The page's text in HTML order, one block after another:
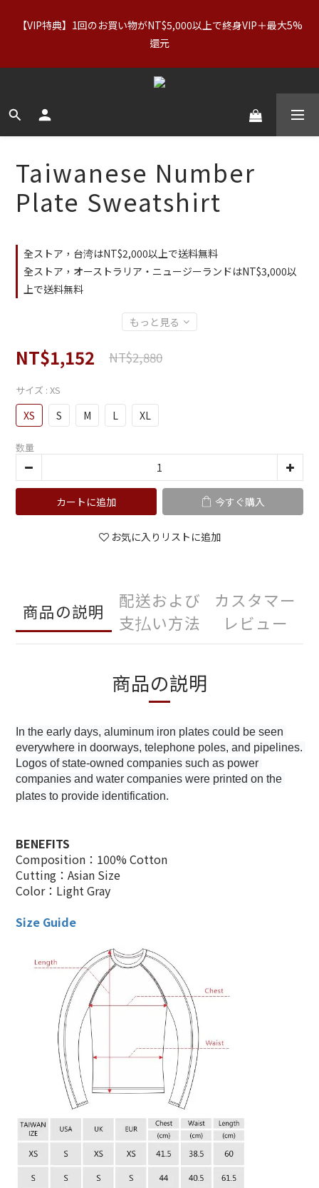
【アパレルセール】オリジナル（正規価格）＆Basics：2点で
11%OFF／3点で21%OFF｜インナー：2点購入で2点無料
【VIP特典】1回のお買い物がNT$5,000以上で終身VIP＋最大5%
還元
【アパレルセール】オリジナル（正規価格）＆Basics：2点で
11%OFF／3点で21%OFF｜インナー：2点購入で2点無料
Taiwanese Number
Plate Sweatshirt
全ストア，台湾はNT$2,000以上で送料無料
全ストア，オーストラリア・ニュージーランドはNT$3,000以
上で送料無料
もっと見る
NT$1,152 NT$2,880
サイズ : XS
XS S M L XL
数量
カートに追加 今すぐ購入
お気に入りリストに追加
商品の説明
配送および
支払い方法
カスタマー
レビュー
商品の説明
In the early days, aluminum iron plates could be seen
everywhere in doorways, telephone poles, and pipelines.
Logos of state-owned companies such as power
companies and water companies were printed on the
plates to provide identification.
BENEFITS
Composition：100% Cotton
Cutting：Asian Size
Color：Light Gray
Size Guide